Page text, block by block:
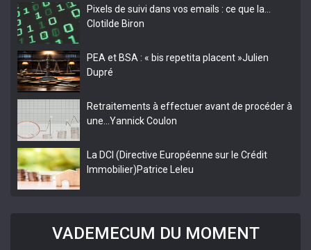
Pixels de suivi dans vos emails : ce que la…
Clotilde Biron
PEA et BSA : « bis repetita placent »Julien
Dupré
Retraitements à effectuer avant de procéder à
une… Yannick Coulon
La DCI (Directive Européenne sur le Crédit
Immobilier)Patrice Leleu
VADEMECUM DU MOMENT